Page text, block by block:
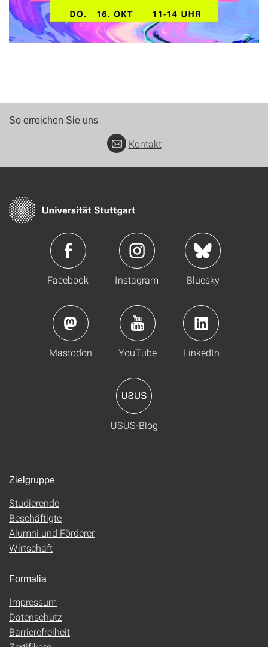
So erreichen Sie uns
Kontakt
Facebook Instagram Bluesky
Mastodon YouTube LinkedIn
USUS-Blog
Zielgruppe
Studierende
Beschäftigte
Alumni und Förderer
Wirtschaft
Formalia
Impressum
Datenschutz
Barrierefreiheit